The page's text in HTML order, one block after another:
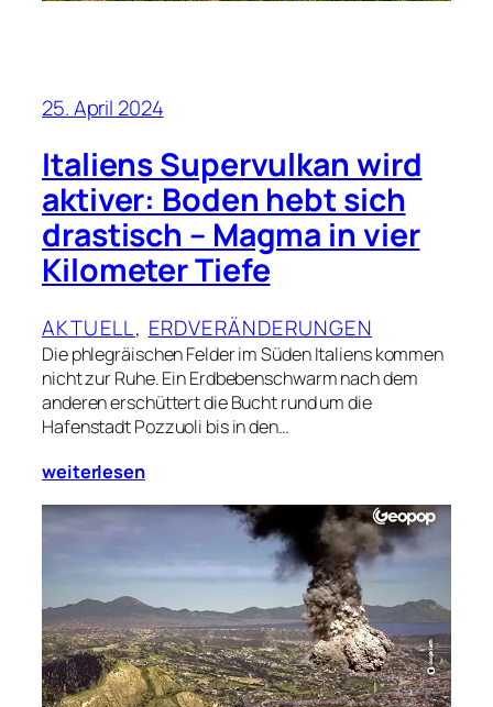
25. April 2024
Italiens Supervulkan wird
aktiver: Boden hebt sich
drastisch – Magma in vier
Kilometer Tiefe
AKTUELL, ERDVERÄNDERUNGEN
Die phlegräischen Felder im Süden Italiens kommen
nicht zur Ruhe. Ein Erdbebenschwarm nach dem
anderen erschüttert die Bucht rund um die
Hafenstadt Pozzuoli bis in den…
weiterlesen